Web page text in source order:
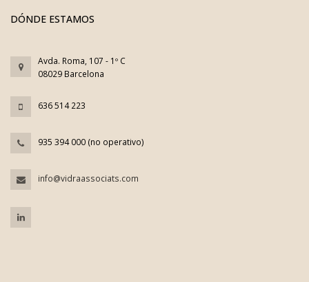
DÓNDE ESTAMOS
Avda. Roma, 107 - 1º C
08029 Barcelona
636 514 223
935 394 000 (no operativo)
info@vidraassociats.com